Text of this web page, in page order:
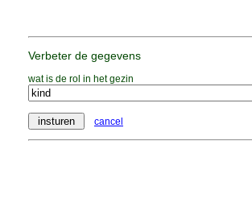
Verbeter de gegevens
wat is de rol in het gezin
cancel